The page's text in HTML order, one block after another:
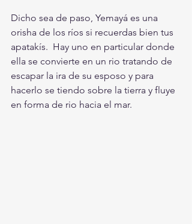
Dicho sea de paso, Yemayá es una
orisha de los ríos si recuerdas bien tus
apatakís.  Hay uno en particular donde
ella se convierte en un rio tratando de
escapar la ira de su esposo y para
hacerlo se tiendo sobre la tierra y fluye
en forma de rio hacia el mar.